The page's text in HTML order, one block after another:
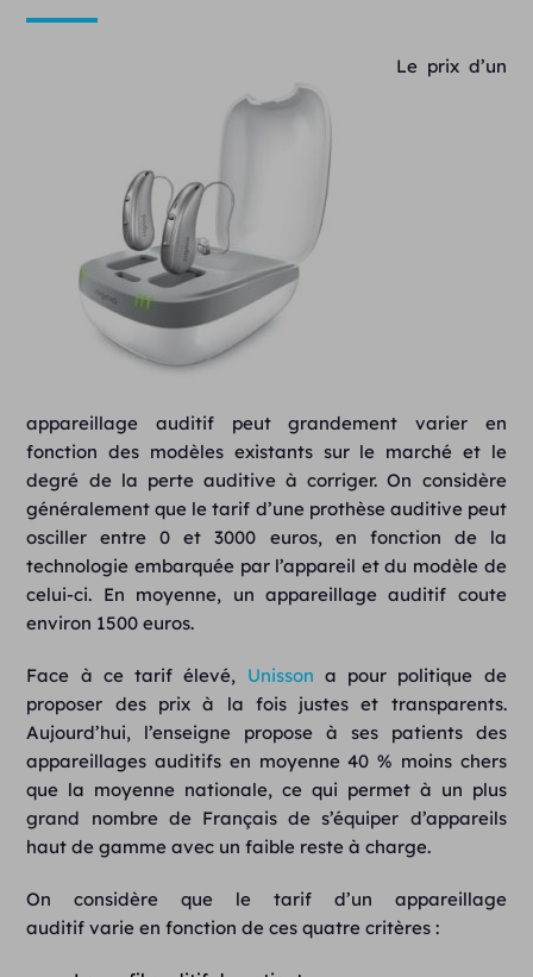
Le prix d’un
appareillage auditif peut grandement varier en
fonction des modèles existants sur le marché et le
degré de la perte auditive à corriger. On considère
généralement que le tarif d’une prothèse auditive peut
osciller entre 0 et 3000 euros, en fonction de la
technologie embarquée par l’appareil et du modèle de
celui-ci. En moyenne, un appareillage auditif coute
environ 1500 euros.
Face à ce tarif élevé, Unisson a pour politique de
proposer des prix à la fois justes et transparents.
Aujourd’hui, l’enseigne propose à ses patients des
appareillages auditifs en moyenne 40 % moins chers
que la moyenne nationale, ce qui permet à un plus
grand nombre de Français de s’équiper d’appareils
haut de gamme avec un faible reste à charge.
On considère que le tarif d’un appareillage
auditif varie en fonction de ces quatre critères :